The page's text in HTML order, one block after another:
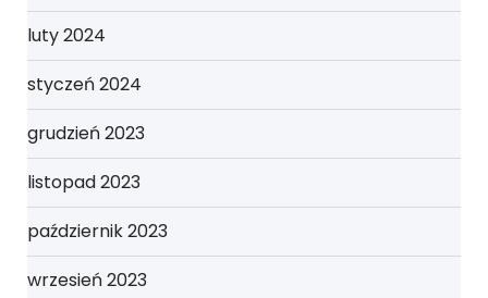
luty 2024
styczeń 2024
grudzień 2023
listopad 2023
październik 2023
wrzesień 2023